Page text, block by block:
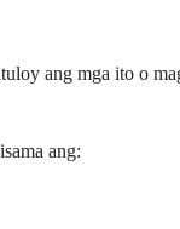
ang mga ito o
ang: